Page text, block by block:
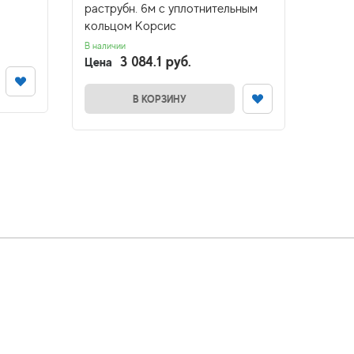
раструбн. 6м с уплотнительным
кольцом Корсис
В наличии
Цена 3 084.1 руб.
В КОРЗИНУ